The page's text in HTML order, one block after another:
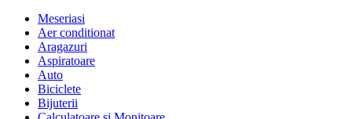
Meseriasi
Aer conditionat
Aragazuri
Aspiratoare
Auto
Biciclete
Bijuterii